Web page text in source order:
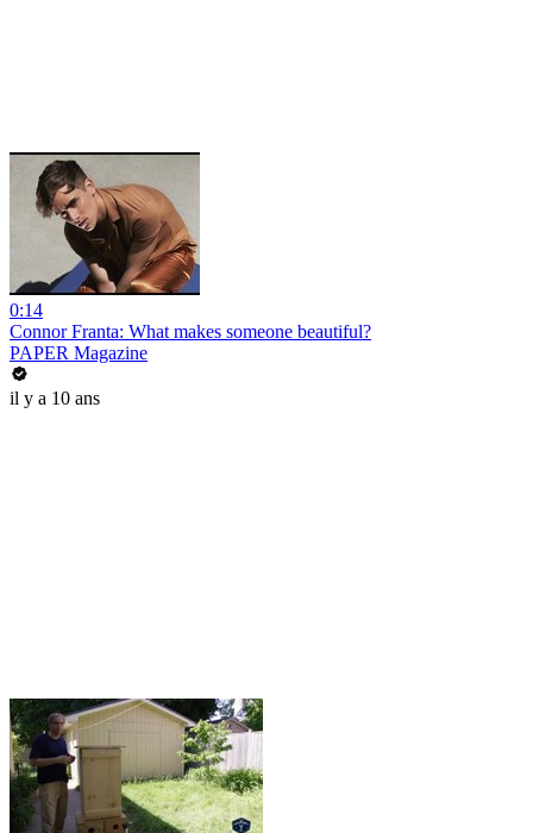
0:14
Connor Franta: What makes someone beautiful?
PAPER Magazine
il y a 10 ans